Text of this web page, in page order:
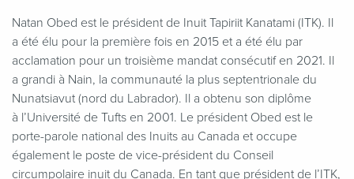
Natan Obed est le président de Inuit Tapiriit Kanatami (ITK). Il
a été élu pour la première fois en 2015 et a été élu par
acclamation pour un troisième mandat consécutif en 2021. Il
a grandi à Nain, la communauté la plus septentrionale du
Nunatsiavut (nord du Labrador). Il a obtenu son diplôme
à l’Université de Tufts en 2001. Le président Obed est le
porte-parole national des Inuits au Canada et occupe
également le poste de vice-président du Conseil
circumpolaire inuit du Canada. En tant que président de l’ITK,